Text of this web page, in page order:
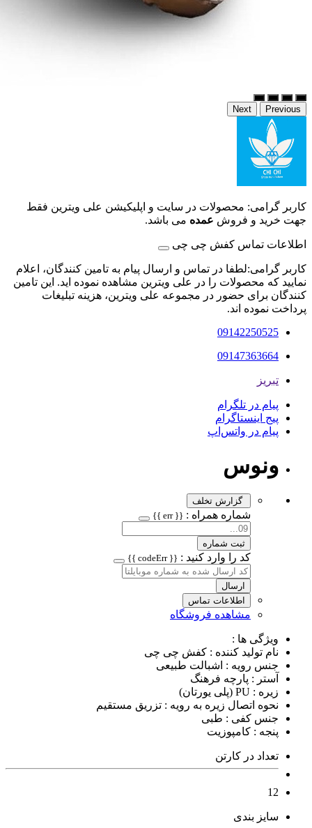
Previous
Next
کاربر گرامی: محصولات در سایت و اپلیکیشن علی ویترین فقط
جهت خرید و فروش عمده می باشد.
اطلاعات تماس کفش چی چی
کاربر گرامی:لطفا در تماس و ارسال پیام به تامین کنندگان، اعلام
نمایید که محصولات را در علی ویترین مشاهده نموده اید. این تامین
کنندگان برای حضور در مجموعه علی ویترین، هزینه تبلیغات
پرداخت نموده اند.
09142250525
09147363664
تبریز
پیام در تلگرام
پیج اینستاگرام
پیام در واتس‌اپ
ونوس
گزارش تخلف
شماره همراه : {{ err }}
ثبت شماره
کد را وارد کنید : {{ codeErr }}
ارسال
اطلاعات تماس
مشاهده فروشگاه
ویژگی ها :
نام تولید کننده : کفش چی چی
جنس رویه : اشبالت طبیعی
آستر : پارچه فرهنگ
زیره : PU (پلی یورتان)
نحوه اتصال زیره به رویه : تزریق مستقیم
جنس کفی : طبی
پنجه : کامپوزیت
تعداد در کارتن
12
سایز بندی